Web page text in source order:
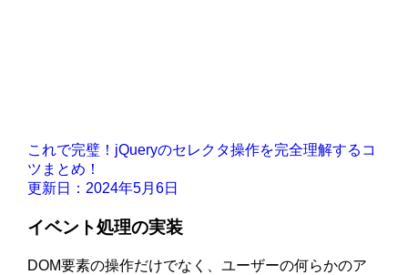
これで完璧！jQueryのセレクタ操作を完全理解するコ
ツまとめ！
更新日：2024年5月6日
イベント処理の実装
DOM要素の操作だけでなく、ユーザーの何らかのア